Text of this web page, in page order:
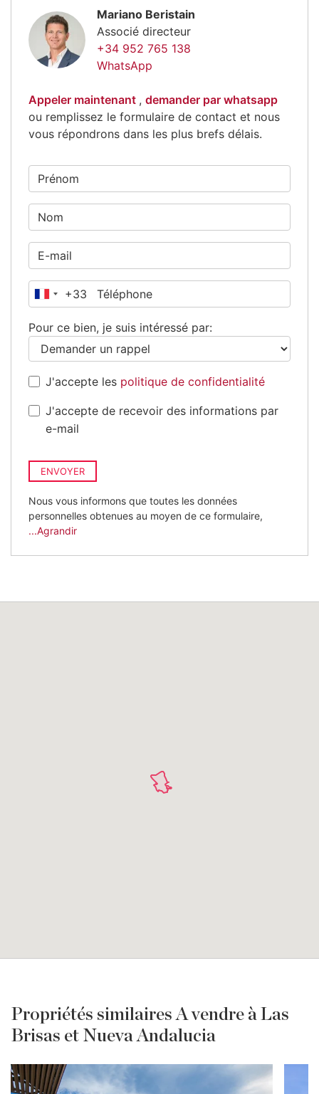
Mariano Beristain
Associé directeur
+34 952 765 138
WhatsApp
Appeler maintenant , demander par whatsapp
ou remplissez le formulaire de contact et nous
vous répondrons dans les plus brefs délais.
France
+33
Pour ce bien, je suis intéressé par:
J'accepte les politique de confidentialité
J'accepte de recevoir des informations par
e-mail
ENVOYER
Nous vous informons que toutes les données
personnelles obtenues au moyen de ce formulaire,
...Agrandir
Propriétés similaires A vendre à Las
Brisas et Nueva Andalucia